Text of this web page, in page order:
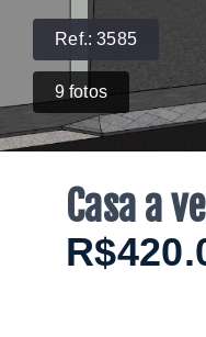
Ref.:3585
9 fotos
Casa a